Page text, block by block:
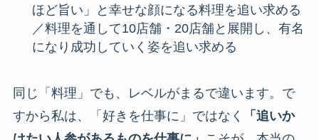
ほど旨い」と幸せな顔になる料理を追い求める
／料理を通して10店舗・20店舗と展開し、有名
になり成功していく姿を追い求める
同じ「料理」でも、レベルがまるで違います。で
すから私は、「好きを仕事に」ではなく
「追いか